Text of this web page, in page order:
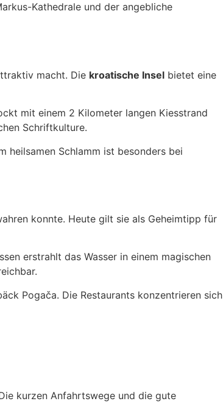
Kathedrale und der angebliche
macht. Die kroatische Insel bietet eine
mit einem 2 Kilometer langen Kiesstrand
Schriftkulture.
heilsamen Schlamm ist besonders bei
konnte. Heute gilt sie als Geheimtipp für
erstrahlt das Wasser in einem magischen
Pogača. Die Restaurants konzentrieren sich
kurzen Anfahrtswege und die gute